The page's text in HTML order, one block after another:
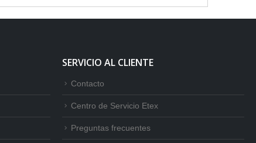
SERVICIO AL CLIENTE
Contacto
Centro de Servicio Etex
Preguntas frecuentes